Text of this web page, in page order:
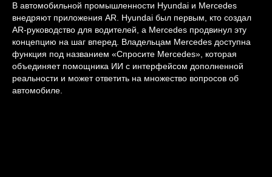
В автомобильной промышленности Hyundai и Mercedes
внедряют приложения AR. Hyundai был первым, кто создал
AR-руководство для водителей, а Mercedes продвинул эту
концепцию на шаг вперед. Владельцам Mercedes доступна
функция под названием «Спросите Mercedes», которая
объединяет помощника ИИ с интерфейсом дополненной
реальности и может ответить на множество вопросов об
автомобиле.